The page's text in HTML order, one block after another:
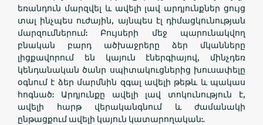
եռանդուն մարզվել և ավելի լավ արդյունքներ ցույց
տալ ինչպես ուժային, այնպես էլ դիմացկունության
մարզումներում: Բույսերի մեջ պարունակվող
բնական բարդ ածխաջրերը ձեր մկանները
լիցքավորում են կայուն էներգիայով, մինչդեռ
կենդանական ծանր սպիտակուցներից խուսափելը
օգնում է ձեր մարմնին զգալ ավելի թեթև և պակաս
հոգնած: Արդյունքը ավելի լավ տոկունություն է,
ավելի հարթ վերականգնում և ժամանակի
ընթացքում ավելի կայուն կատարողական:.